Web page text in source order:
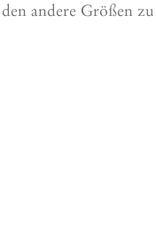
andere Größen